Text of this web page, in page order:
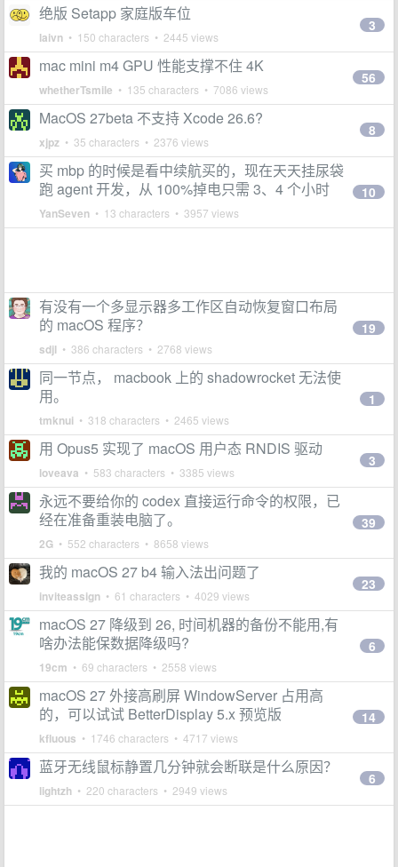
绝版 Setapp 家庭版车位
laivn • 150 characters • 2445 views
3
mac mini m4 GPU 性能支撑不住 4K
whetherTsmile • 135 characters • 7086 views
56
MacOS 27beta 不支持 Xcode 26.6?
xjpz • 35 characters • 2376 views
8
买 mbp 的时候是看中续航买的，现在天天挂尿袋
跑 agent 开发，从 100%掉电只需 3、4 个小时
YanSeven • 13 characters • 3957 views
10
有没有一个多显示器多工作区自动恢复窗口布局
的 macOS 程序？
sdjl • 386 characters • 2768 views
19
同一节点， macbook 上的 shadowrocket 无法使
用。
tmknui • 318 characters • 2465 views
1
用 Opus5 实现了 macOS 用户态 RNDIS 驱动
loveava • 583 characters • 3385 views
3
永远不要给你的 codex 直接运行命令的权限，已
经在准备重装电脑了。
2G • 552 characters • 8658 views
39
我的 macOS 27 b4 输入法出问题了
inviteassign • 61 characters • 4029 views
23
macOS 27 降级到 26, 时间机器的备份不能用,有
啥办法能保数据降级吗?
19cm • 69 characters • 2558 views
6
macOS 27 外接高刷屏 WindowServer 占用高
的，可以试试 BetterDisplay 5.x 预览版
kfluous • 1746 characters • 4717 views
14
蓝牙无线鼠标静置几分钟就会断联是什么原因？
lightzh • 220 characters • 2949 views
6